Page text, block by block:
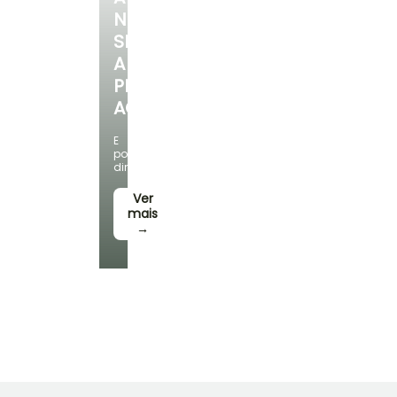
NOSSA
SELEÇÃO
A
PREÇOS
ACESSÍVEIS
E
poupe
dinheiro!
Ver
mais
→